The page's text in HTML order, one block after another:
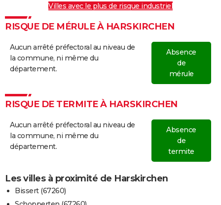
Villes avec le plus de risque industriel
RISQUE DE MÉRULE À HARSKIRCHEN
Aucun arrêté préfectoral au niveau de
la commune, ni même du
département.
Absence
de
mérule
RISQUE DE TERMITE À HARSKIRCHEN
Aucun arrêté préfectoral au niveau de
la commune, ni même du
département.
Absence
de
termite
Les villes à proximité de Harskirchen
Bissert (67260)